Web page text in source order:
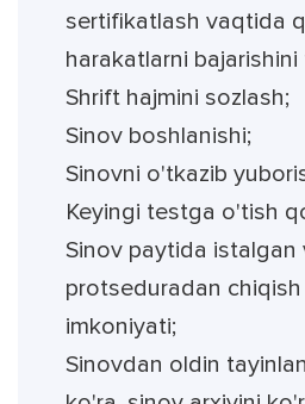
sertifikatlash vaqtida
harakatlarni
Shrift hajmini sozlash;
Sinov boshlanishi;
Sinovni o'tkazib
Keyingi testga o'tish
Sinov paytida istalgan
protseduradan
imkoniyati;
Sinovdan oldin